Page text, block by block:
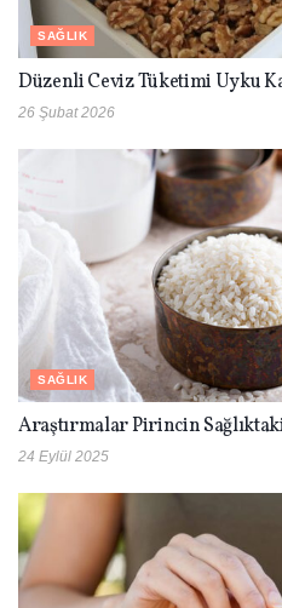
SAĞLIK
Düzenli Ceviz Tüketimi Uyku
26 Şubat 2026
SAĞLIK
Araştırmalar Pirincin
24 Eylül 2025